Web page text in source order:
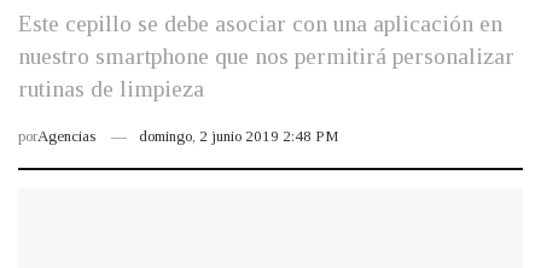
Este cepillo se debe asociar con una aplicación en
nuestro smartphone que nos permitirá personalizar
rutinas de limpieza
porAgencias domingo, 2 junio 2019 2:48 PM